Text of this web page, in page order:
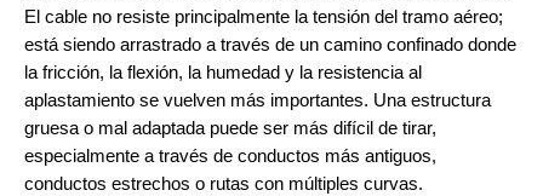
El cable no resiste principalmente la tensión del tramo aéreo;
está siendo arrastrado a través de un camino confinado donde
la fricción, la flexión, la humedad y la resistencia al
aplastamiento se vuelven más importantes. Una estructura
gruesa o mal adaptada puede ser más difícil de tirar,
especialmente a través de conductos más antiguos,
conductos estrechos o rutas con múltiples curvas.